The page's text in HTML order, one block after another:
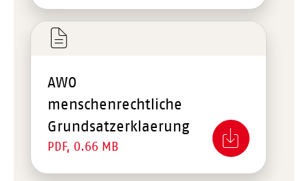
AWO
menschenrechtliche
Grundsatzerklaerung
PDF, 0.66 MB